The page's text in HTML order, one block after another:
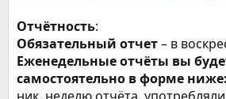
Отчётность:
Обязательный отчет– в
Еженедельные отчёты вы
самостоятельно в форме ниже: